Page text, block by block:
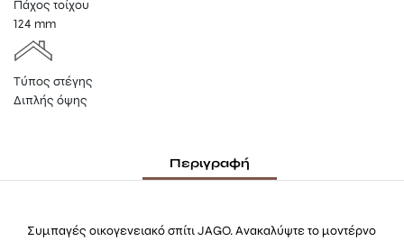
Πάχος τοίχου
124 mm
Τύπος στέγης
Διπλής όψης
Περιγραφή
Συμπαγές οικογενειακό σπίτι JAGO. Ανακαλύψτε το μοντέρνο